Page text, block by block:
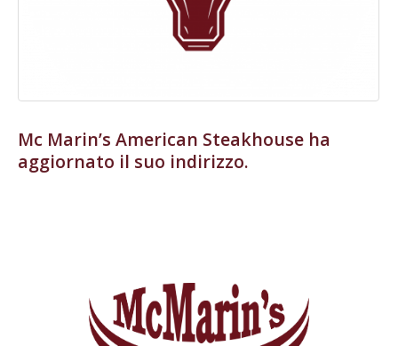
Mc Marin’s American Steakhouse ha
aggiornato il suo indirizzo.